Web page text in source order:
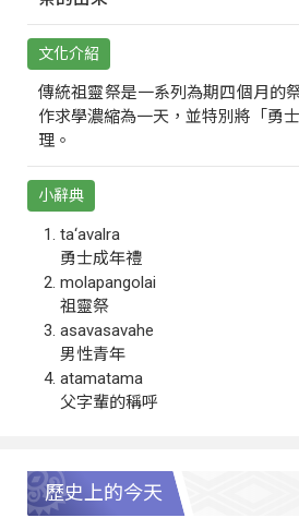
文化介紹
傳統祖靈祭是一系列為期四個月的
作求學濃縮為一天，並特別將「勇
理。
小辭典
ta‘avalra
勇士成年禮
molapangolai
祖靈祭
asavasavahe
男性青年
atamatama
父字輩的稱呼
歷史上的今天